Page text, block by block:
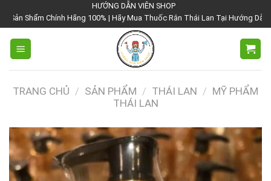
đến
nội
dung
HƯỚNG DẪN VIÊN SHOP
Hãng 100% | Hãy Mua Thuốc Rắn Thái Lan Tại Hướng Dẫn Viên Shop | Với
TRANG CHỦ / SẢN PHẨM / THÁI LAN / MỸ PHẨM
THÁI LAN